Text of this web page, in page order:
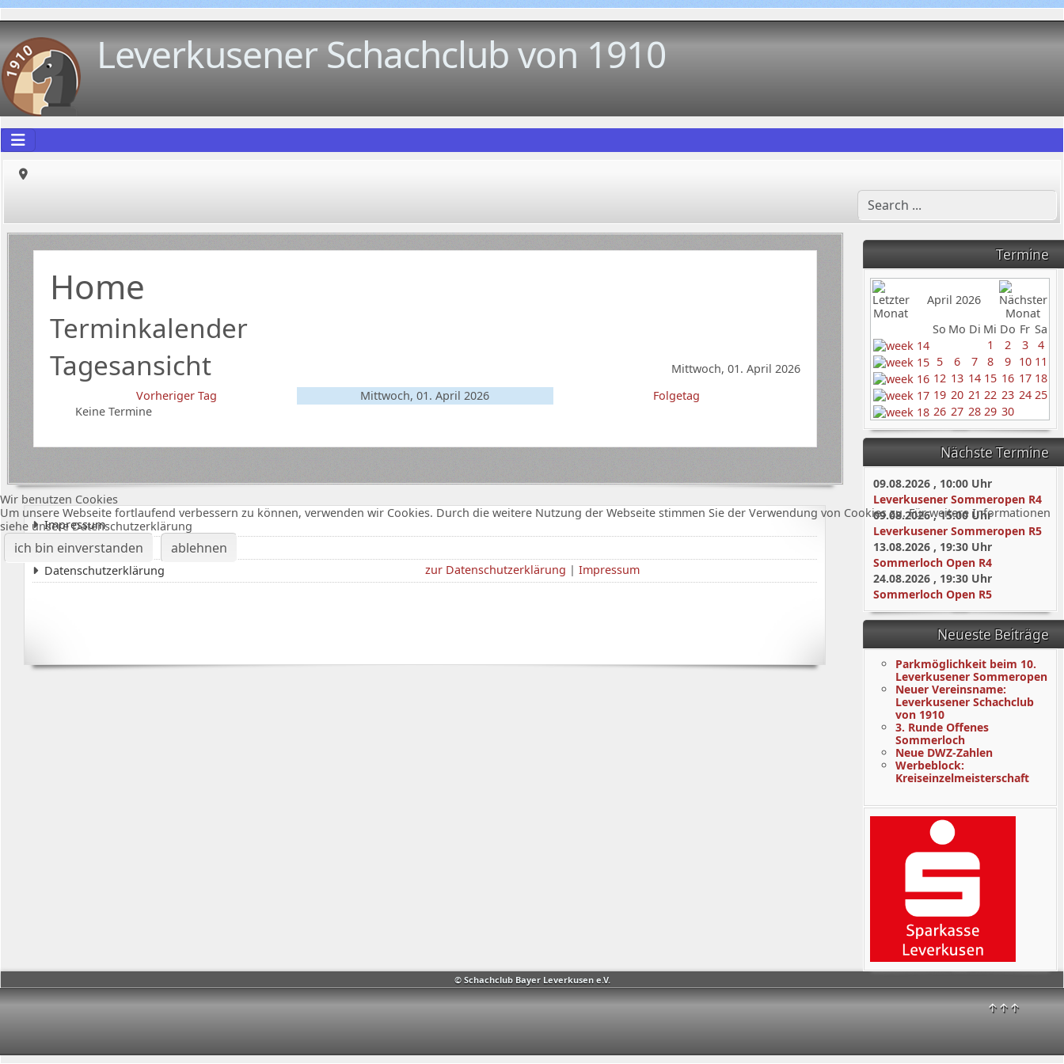
Leverkusener Schachclub von 1910
© Schachclub Bayer Leverkusen e.V.
↑↑↑
Termine
April 2026
So Mo Di Mi Do Fr Sa
1
2 3
4
5
6 7 8 9 10 11
12 13 14 15 16 17 18
19 20 21 22 23 24 25
26 27 28 29 30
Nächste Termine
09.08.2026, 10:00Uhr
Leverkusener Sommeropen R4
09.08.2026,15:00Uhr
Leverkusener Sommeropen R5
13.08.2026, 19:30Uhr
Sommerloch Open R4
24.08.2026, 19:30Uhr
Sommerloch Open R5
Neueste Beiträge
Parkmöglichkeit beim 10.
Leverkusener Sommeropen
Neuer Vereinsname:
Leverkusener Schachclub
von 1910
3. Runde Offenes
Sommerloch
Neue DWZ-Zahlen
Werbeblock:
Kreiseinzelmeisterschaft
Home
Terminkalender
Tagesansicht
Mittwoch, 01. April 2026
Vorheriger Tag
Mittwoch, 01. April 2026
Folgetag
Keine Termine
Impressum
Karte Bürgerhalle
Datenschutzerklärung
Wir benutzen Cookies
Um unsere Webseite fortlaufend verbessern zu können, verwenden wir Cookies. Durch die weitere Nutzung der Webseite stimmen Sie der Verwendung von Cookies zu. Für weitere Informationen
siehe unsere Datenschutzerklärung
ich bin einverstanden ablehnen
zur Datenschutzerklärung | Impressum